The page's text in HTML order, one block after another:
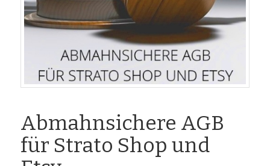
Abmahnsichere AGB
für Strato Shop und